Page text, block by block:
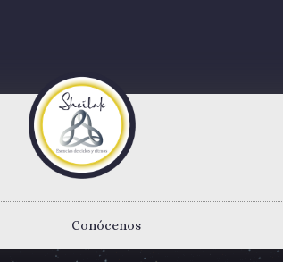
Conócenos